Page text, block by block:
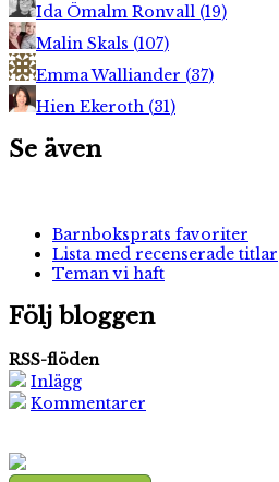
Ida Ömalm Ronvall (19)
Malin Skals (107)
Emma Walliander (37)
Hien Ekeroth (31)
Se även
Barnboksprats favoriter
Lista med recenserade titlar
Teman vi haft
Följ bloggen
RSS-flöden
Inlägg
Kommentarer